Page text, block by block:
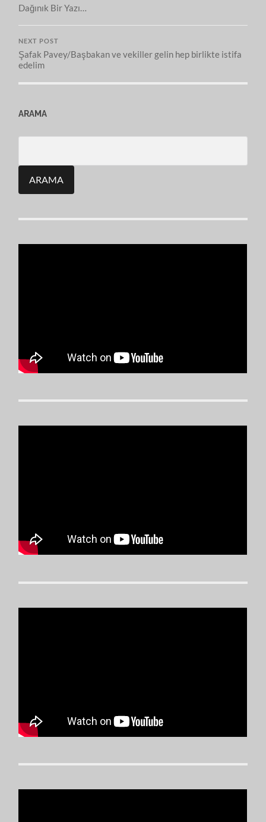
Dağınık Bir Yazı…
NEXT POST
Şafak Pavey/Başbakan ve vekiller gelin hep birlikte istifa
edelim
ARAMA